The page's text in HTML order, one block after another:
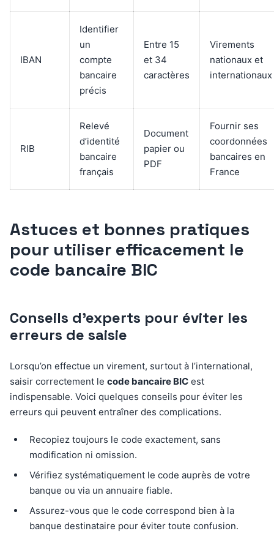
IBAN
Identifier
un
compte
bancaire
précis
Entre 15
et 34
caractères
Virements
nationaux et
internationaux
RIB
Relevé
d’identité
bancaire
français
Document
papier ou
PDF
Fournir ses
coordonnées
bancaires en
France
Astuces et bonnes pratiques
pour utiliser efficacement le
code bancaire BIC
Conseils d’experts pour éviter les
erreurs de saisie
Lorsqu’on effectue un virement, surtout à l’international,
saisir correctement le code bancaire BIC est
indispensable. Voici quelques conseils pour éviter les
erreurs qui peuvent entraîner des complications.
Recopiez toujours le code exactement, sans
modification ni omission.
Vérifiez systématiquement le code auprès de votre
banque ou via un annuaire fiable.
Assurez-vous que le code correspond bien à la
banque destinataire pour éviter toute confusion.